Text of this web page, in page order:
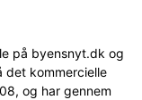
på byensnyt.dk og
det kommercielle
og har gennem